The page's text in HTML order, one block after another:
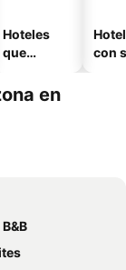
Hoteles
que
mascotas
con
en